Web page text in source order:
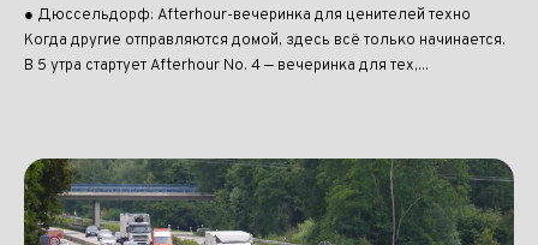
● Дюссельдорф: Afterhour-вечеринка для ценителей техно
Когда другие отправляются домой, здесь всё только начинается.
В 5 утра стартует Afterhour No. 4 — вечеринка для тех,...